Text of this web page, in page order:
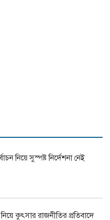
নিয়ে সুস্পষ্ট নির্দেশনা নেই
কুৎসার রাজনীতির প্রতিবাদে